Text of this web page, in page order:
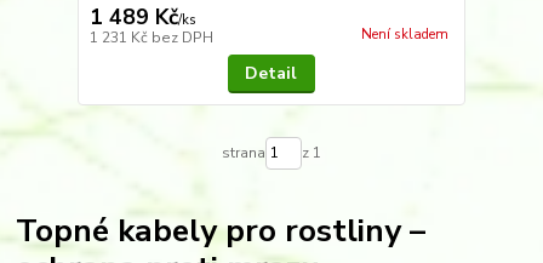
1 489 Kč/ks
1 231 Kč bez DPH Není skladem
Detail
strana z 1
Topné kabely pro rostliny –